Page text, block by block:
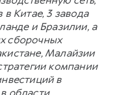
в Китае, 3 завода
и Бразилии, а
сборочных
Малайзии
компании
в